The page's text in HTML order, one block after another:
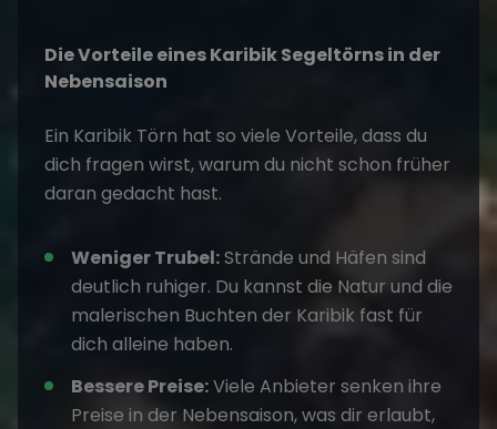
Die Vorteile eines Karibik Segeltörns in der
Nebensaison
Ein Karibik Törn hat so viele Vorteile, dass du
dich fragen wirst, warum du nicht schon früher
daran gedacht hast.
Weniger Trubel:Strände und Häfen sind
deutlich ruhiger. Du kannst die Natur und die
malerischen Buchten der Karibik fast für
dich alleine haben.
Bessere Preise:Viele Anbieter senken ihre
Preise in der Nebensaison, was dir erlaubt,